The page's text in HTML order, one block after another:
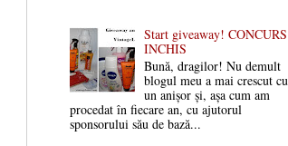
Start giveaway! CONCURS
INCHIS
Bună, dragilor! Nu demult
blogul meu a mai crescut cu
un anișor și, așa cum am
procedat în fiecare an, cu ajutorul
sponsorului său de bază...